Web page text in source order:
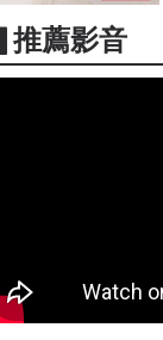
▋推薦影音